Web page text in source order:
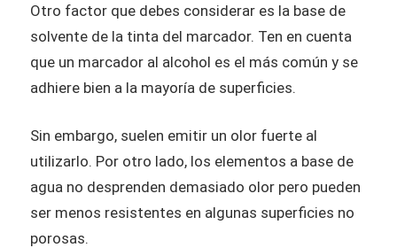
Otro factor que debes considerar es la base de
solvente de la tinta del marcador. Ten en cuenta
que un marcador al alcohol es el más común y se
adhiere bien a la mayoría de superficies.
Sin embargo, suelen emitir un olor fuerte al
utilizarlo. Por otro lado, los elementos a base de
agua no desprenden demasiado olor pero pueden
ser menos resistentes en algunas superficies no
porosas.